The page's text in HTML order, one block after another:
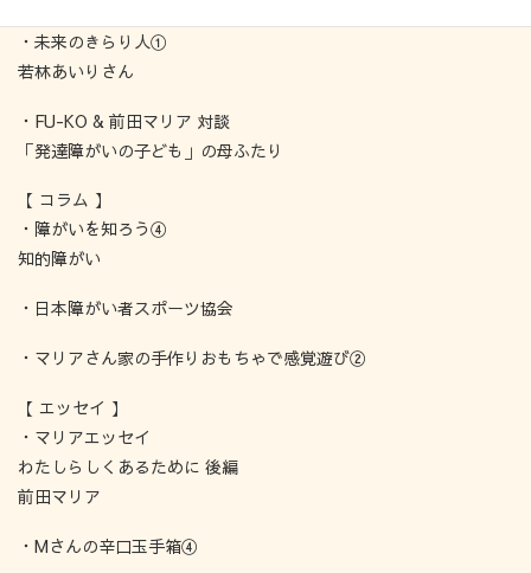
・未来のきらり人①
若林あいりさん
・FU-KO & 前田マリア 対談
「発達障がいの子ども」の母ふたり
【 コラム 】
・障がいを知ろう④
知的障がい
・日本障がい者スポーツ協会
・マリアさん家の手作りおもちゃで感覚遊び②
【 エッセイ 】
・マリアエッセイ
わたしらしくあるために 後編
前田マリア
・Mさんの辛口玉手箱④